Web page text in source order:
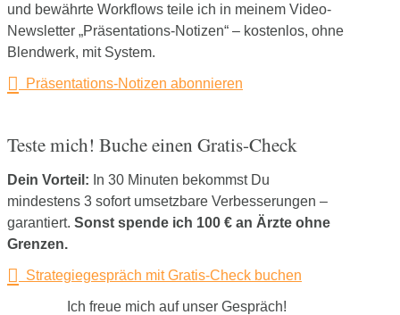
und bewährte Workflows teile ich in meinem Video-
Newsletter „Präsentations-Notizen“ – kostenlos, ohne
Blendwerk, mit System.
Präsentations-Notizen abonnieren
Teste mich! Buche einen Gratis-Check
Dein Vorteil: In 30 Minuten bekommst Du
mindestens 3 sofort umsetzbare Verbesserungen –
garantiert. Sonst spende ich 100 € an Ärzte ohne
Grenzen.
Strategiegespräch mit Gratis-Check buchen
Ich freue mich auf unser Gespräch!